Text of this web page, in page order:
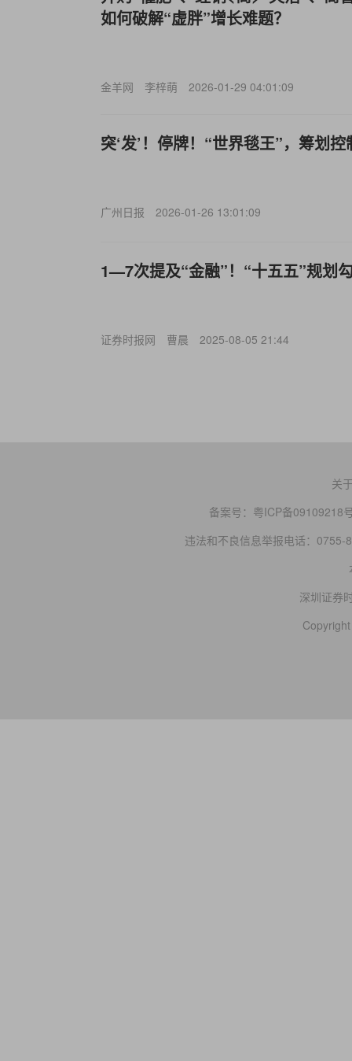
如何破解“虚胖”增长难题？
金羊网 李梓萌 2026-01-29 04:01:09
突‘发’！停牌！“世界毯王”，筹划
广州日报 2026-01-26 13:01:09
1—7次提及“金融”！“十五五”规划
证券时报网 曹晨 2025-08-05 21:44
关
备案号： 粤ICP备09109218
违法和不良信息举报电话：0755-
深圳证券